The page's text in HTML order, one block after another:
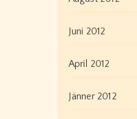
Juni 2012
April 2012
Jänner 2012